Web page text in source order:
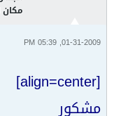
مكان
01-31-2009, 05:39 PM
[align=center]
مشكور